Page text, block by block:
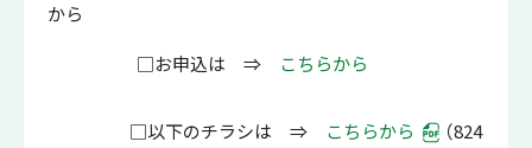
から
□お申込は ⇒ こちらから
□以下のチラシは ⇒ こちらから
（824